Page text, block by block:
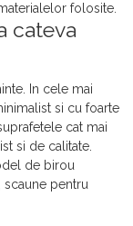
folosite.
cateva
In cele mai
si cu foarte
cat mai
si de calitate.
de birou
pentru